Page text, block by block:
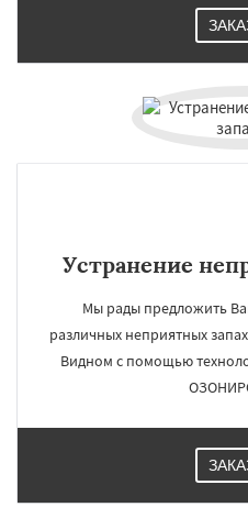
Устранение
Мы рады предложить
различных неприятных
Видном с помощью